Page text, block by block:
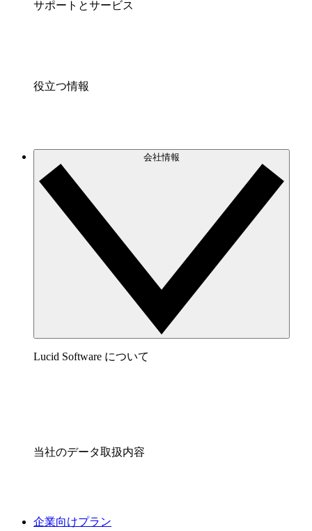
サポートとサービス
役立つ情報
会社情報
Lucid Software について
当社のデータ取扱内容
企業向けプラン